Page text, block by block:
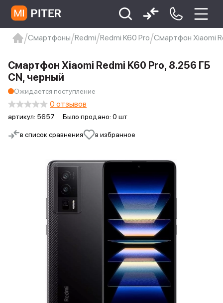
Xiaomi 9 про
xiaomi redmi 12c
Смартфоны Redmi Redmi K60 Pro Смартфон Xiaomi
в список сравнения в избранное
Смартфон Xiaomi Redmi K60 Pro, 8.256 ГБ
CN, черный
Ожидается поступление
артикул: 5657 Было продано: 0 шт
0 отзывов